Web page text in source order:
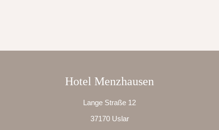
Hotel Menzhausen
Lange Straße 12
37170 Uslar